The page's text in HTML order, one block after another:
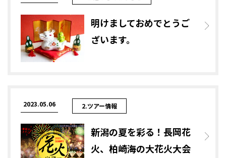
明けましておめでとうご
ざいます。
2023.05.06 2.ツアー情報
新潟の夏を彩る！長岡花
火、柏崎海の大花火大会